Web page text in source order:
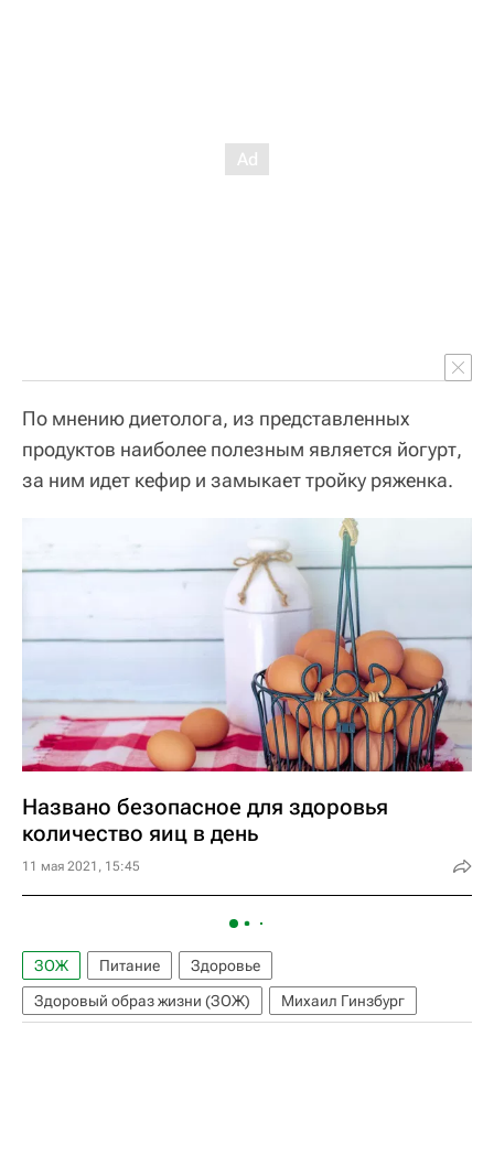
По мнению диетолога, из представленных
продуктов наиболее полезным является йогурт,
за ним идет кефир и замыкает тройку ряженка.
Названо безопасное для здоровья
количество яиц в день
11 мая 2021, 15:45
ЗОЖ Питание
Здоровье
Здоровый образ жизни (ЗОЖ)
Михаил Гинзбург